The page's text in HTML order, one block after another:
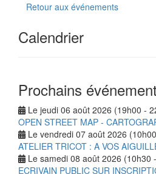
Retour aux événements
Calendrier
Prochains
Le jeudi 06 août 2026 (19h00 -
OPEN STREET MAP -
Le vendredi 07 août 2026
ATELIER TRICOT : A VOS
Le samedi 08 août 2026 (10h30
ECRIVAIN PUBLIC SUR